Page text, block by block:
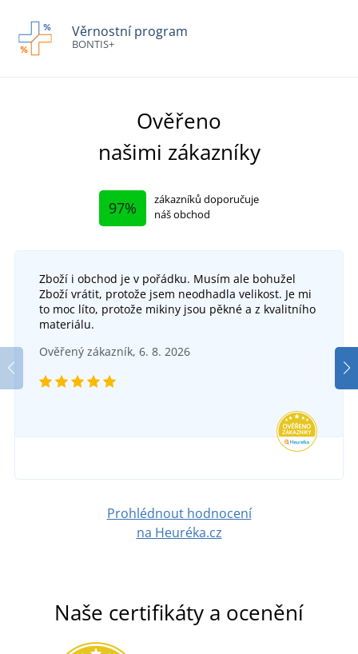
Věrnostní program
BONTIS+
Ověřeno
našimi zákazníky
97%
zákazníků doporučuje
náš obchod
Zboží i obchod je v pořádku. Musím ale bohužel
Zboží vrátit, protože jsem neodhadla velikost. Je mi
to moc líto, protože mikiny jsou pěkné a z kvalitního
materiálu.
Ověřený zákazník, 6. 8. 2026
Prohlédnout hodnocení
na Heuréka.cz
Naše certifikáty a ocenění